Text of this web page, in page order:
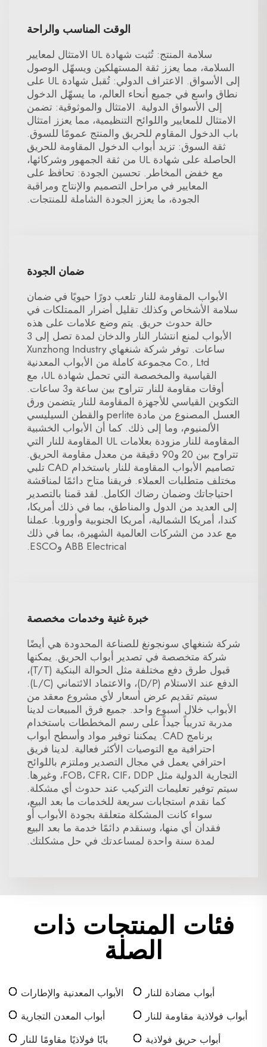
الوقت المناسب والراحة
سلامة المنتج: تُثبت شهادة UL الامتثال لمعايير
السلامة، مما يعزز ثقة المستهلكين ويسهّل الوصول
إلى الأسواق. الاعتراف الدولي: تُقبل شهادة UL على
نطاق واسع في جميع أنحاء العالم، ما يسهّل الدخول
إلى الأسواق الدولية. الامتثال والموثوقية: تضمن
الامتثال للمعايير واللوائح التنظيمية، مما يعزز امتثال
باب الدخول المقاوم للحريق والمنتج عمومًا للسوق.
ثقة السوق: تزيد أبواب الدخول المقاومة للحريق
الحاصلة على شهادة UL من ثقة الجمهور وشركائها،
مع خفض المخاطر. تحسين الجودة: تحافظ على
المعايير في مراحل التصميم والإنتاج ومراقبة
الجودة، ما يعزز الجودة الشاملة للمنتجات.
ضمان الجودة
الأبواب المقاومة للنار تلعب دورًا حيويًا في ضمان
سلامة الأشخاص وكذلك تقليل أضرار الممتلكات في
حالة حدوث حريق. يتم وضع علامات على هذه
الأبواب لمنع انتشار النار والدخان لمدة تصل إلى 3
ساعات. توفر شركة شنغهاي Xunzhong Industry
Co., Ltd مجموعة كاملة من الأبواب المعدنية
القياسية والمخصصة التي تحمل شهادة UL، مع
أوقات مقاومة للنار تتراوح بين ساعة و3 ساعات.
التكوين القياسي للأجهزة المقاومة للنار يتضمن ورق
العسل المصنوع من مادة perlite والقطن السيليسي
الألمنيوم، وما إلى ذلك. كما أن الأبواب الخشبية
المقاومة للنار مزودة بعلامات UL المقاومة للنار التي
تتراوح بين 20 و90 دقيقة من معدل مقاومة الحريق.
تصاميم الأبواب المقاومة للنار باستخدام CAD تلبي
مختلف متطلبات العملاء. فريقنا متاح دائمًا لمناقشة
احتياجاتك وضمان رضاك الكامل. لقد قمنا بالتصدير
إلى العديد من الدول والمناطق، بما في ذلك أمريكا،
كندا، أمريكا الشمالية، أمريكا الجنوبية وأوروبا. عملنا
مع عدد من الشركات العالمية الشهيرة، بما في ذلك
ABB Electrical وESCO.
خبرة غنية وخدمات مخصصة
شركة شنغهاي سونجونغ للصناعة المحدودة هي أيضًا
شركة متخصصة في تصدير أبواب الحريق. يمكنها
قبول طرق دفع مختلفة مثل الحوالة البنكية (T/T)،
الدفع عند الاستلام (D/P)، والاعتماد الائتماني (L/C).
سيتم تقديم عرض أسعار لأي مشروع معقد من
الأبواب خلال أسبوع واحد. جميع فرق المبيعات لدينا
مدربة تدريباً جيداً على رسم المخططات باستخدام
برنامج CAD. يمكننا توفير مواد وأسطح أبواب
احترافية مع التوصيات الأكثر فعالية. لدينا فريق
احترافي يعمل في مجال التصدير وملتزم باللوائح
التجارية الدولية مثل FOB، CFR، CIF، DDP، وغيرها.
سيتم توفير تعليمات التركيب عند حدوث أي مشكلة.
كما نقدم استجابات سريعة للخدمات ما بعد البيع،
سواء كانت المشكلة متعلقة بجودة الأبواب أو
فقدان أي منها، وسنقدم دائمًا خدمة ما بعد البيع
لمدة سنة واحدة لمساعدتك في حل مشكلتك.
فئات المنتجات ذات
الصلة
أبواب مضادة للنار
الأبواب المعدنية والإطارات
أبواب فولاذية مقاومة للنار
أبواب المعدن التجارية
أبواب حريق فولاذية
بابًا فولاذيًا مقاومًا للنار